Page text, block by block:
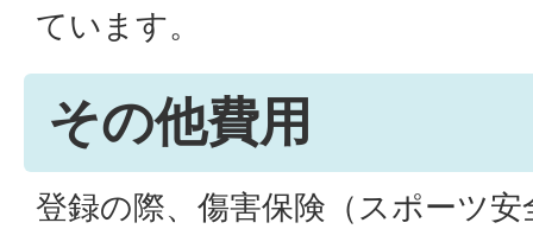
ています。
その他費用
登録の際、傷害保険（スポーツ